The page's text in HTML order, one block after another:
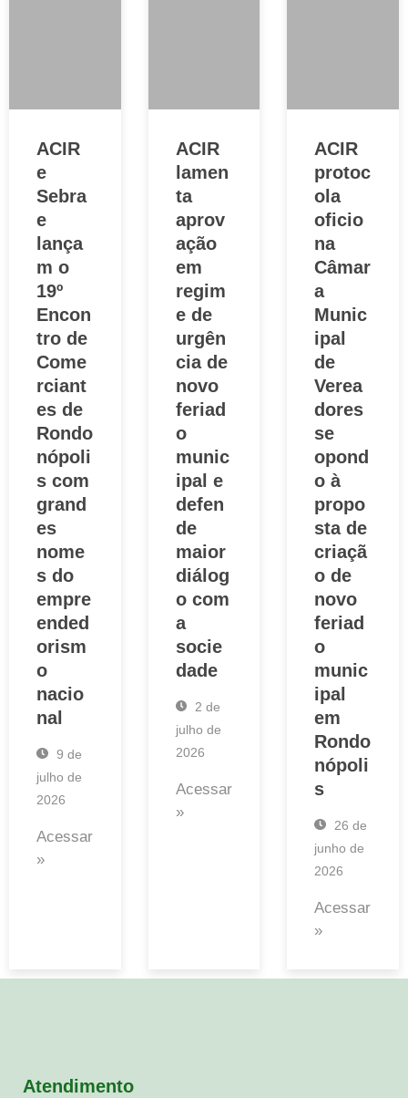
ACIR
e
Sebra
e
lança
m o
19º
Encon
tro de
Come
rciant
es de
Rondo
nópoli
s com
grand
es
nome
s do
empre
ended
orism
o
nacio
nal
9 de
julho de
2026
Acessar
»
ACIR
lamen
ta
aprov
ação
em
regim
e de
urgên
cia de
novo
feriad
o
munic
ipal e
defen
de
maior
diálog
o com
a
socie
dade
2 de
julho de
2026
Acessar
»
ACIR
protoc
ola
oficio
na
Câmar
a
Munic
ipal
de
Verea
dores
se
opond
o à
propo
sta de
criaçã
o de
novo
feriad
o
munic
ipal
em
Rondo
nópoli
s
26 de
junho de
2026
Acessar
»
Atendimento